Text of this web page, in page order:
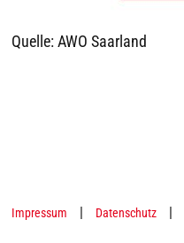
Quelle: AWO Saarland
Impressum | Datenschutz |